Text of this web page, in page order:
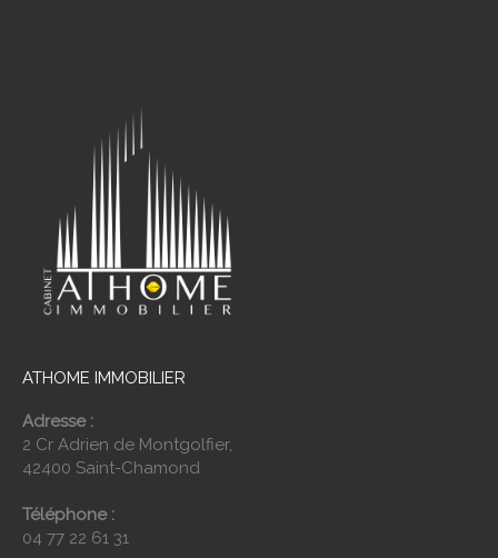
ATHOME IMMOBILIER
Adresse :
2 Cr Adrien de Montgolfier,
42400 Saint-Chamond
Téléphone :
04 77 22 61 31